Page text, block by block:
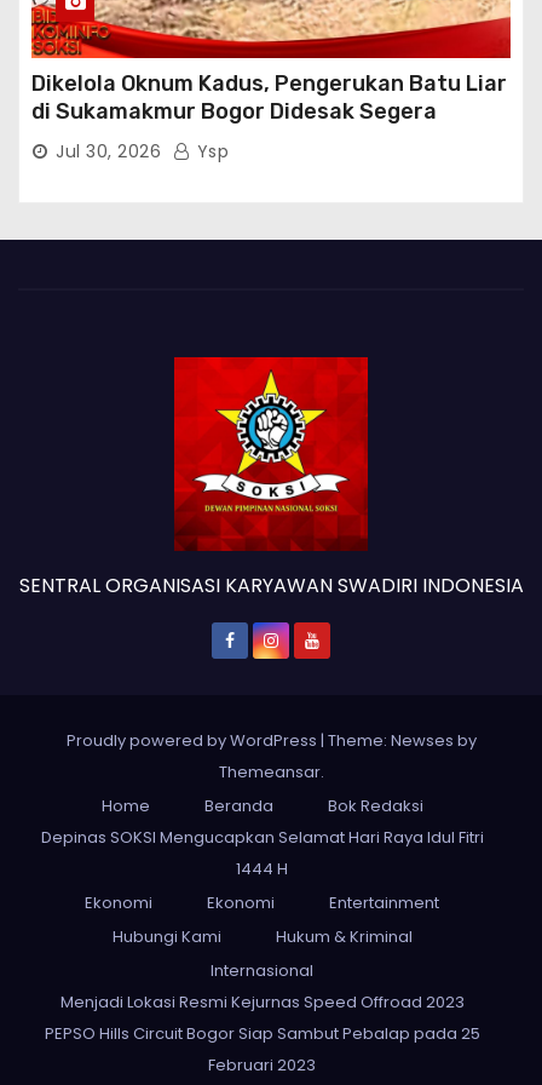
Dikelola Oknum Kadus, Pengerukan Batu Liar
di Sukamakmur Bogor Didesak Segera
Ditindak Hukum
Jul 30, 2026 Ysp
SENTRAL ORGANISASI KARYAWAN SWADIRI INDONESIA
Proudly powered by WordPress | Theme: Newses by
Themeansar.
Home
Beranda
Bok Redaksi
Depinas SOKSI Mengucapkan Selamat Hari Raya Idul Fitri
1444 H
Ekonomi
Ekonomi
Entertainment
Hubungi Kami
Hukum & Kriminal
Internasional
Menjadi Lokasi Resmi Kejurnas Speed Offroad 2023
PEPSO Hills Circuit Bogor Siap Sambut Pebalap pada 25
Februari 2023